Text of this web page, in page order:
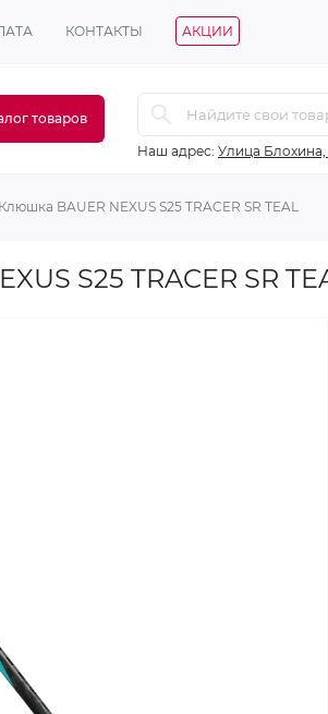
КОНТАКТЫ АКЦИИ
товаров
Наш адрес: Улица Блохина,
Клюшка BAUER NEXUS S25 TRACER SR TEAL
S25 TRACER SR